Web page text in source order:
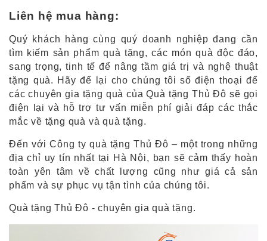
Liên hệ mua hàng:
Quý khách hàng cùng quý doanh nghiệp đang cần
tìm kiếm sản phẩm quà tặng, các món quà độc đáo,
sang trọng, tinh tế để nâng tầm giá trị và nghệ thuật
tặng quà. Hãy để lại cho chúng tôi số điện thoại để
các chuyên gia tặng quà của Quà tặng Thủ Đô sẽ gọi
điện lại và hỗ trợ tư vấn miễn phí giải đáp các thắc
mắc về tặng quà và quà tặng.
Đến với Công ty quà tặng Thủ Đô – một trong những
địa chỉ uy tín nhất tại Hà Nội, bạn sẽ cảm thấy hoàn
toàn yên tâm về chất lượng cũng như giá cả sản
phẩm và sự phục vụ tận tình của chúng tôi.
Quà tặng Thủ Đô - chuyên gia quà tặng.